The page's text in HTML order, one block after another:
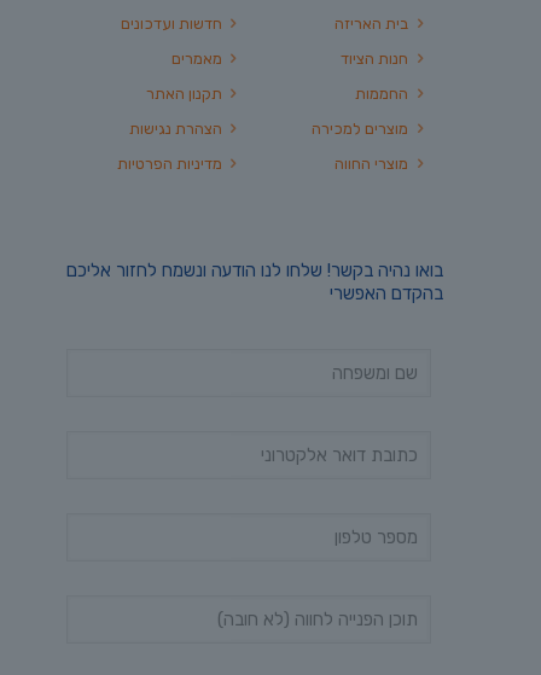
חדשות ועדכונים
מאמרים
תקנון האתר
הצהרת נגישות
מדיניות הפרטיות
בית האריזה
חנות הציוד
החממות
מוצרים למכירה
מוצרי החווה
בואו נהיה בקשר! שלחו לנו הודעה ונשמח לחזור אליכם
בהקדם האפשרי